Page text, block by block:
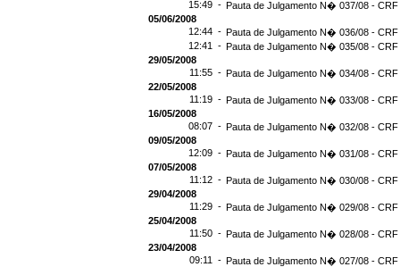
15:49 - Pauta de Julgamento N� 037/08 - CRF
05/06/2008
12:44 - Pauta de Julgamento N� 036/08 - CRF
12:41 - Pauta de Julgamento N� 035/08 - CRF
29/05/2008
11:55 - Pauta de Julgamento N� 034/08 - CRF
22/05/2008
11:19 - Pauta de Julgamento N� 033/08 - CRF
16/05/2008
08:07 - Pauta de Julgamento N� 032/08 - CRF
09/05/2008
12:09 - Pauta de Julgamento N� 031/08 - CRF
07/05/2008
11:12 - Pauta de Julgamento N� 030/08 - CRF
29/04/2008
11:29 - Pauta de Julgamento N� 029/08 - CRF
25/04/2008
11:50 - Pauta de Julgamento N� 028/08 - CRF
23/04/2008
09:11 - Pauta de Julgamento N� 027/08 - CRF